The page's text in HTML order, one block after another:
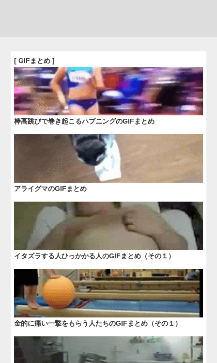
[ GIFまとめ ]
棒高跳びで巻き起こるハプニングのGIFまとめ
アライグマのGIFまとめ
イタズラする人ひっかかる人のGIFまとめ（その１）
金的に痛い一撃をもらう人たちのGIFまとめ（その１）